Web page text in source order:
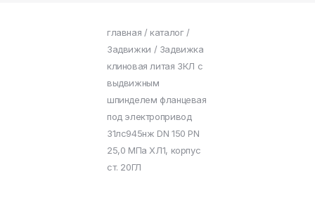
главная / каталог/
Задвижки / Задвижка
клиновая литая ЗКЛ с
выдвижным
шпинделем фланцевая
под электропривод
31лс945нж DN 150 PN
25,0 МПа ХЛ1, корпус
ст. 20ГЛ